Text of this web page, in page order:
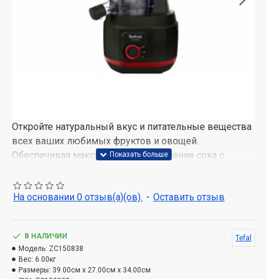
Откройте натуральный вкус и питательные вещества
всех ваших любимых фруктов и овощей.
Обеспечивая максимальное извлечение сока с
одну скорость с функцией обратного хода для
легкого использования. В завершение - удобные
На основании 0 отзыв(а)(ов). - Оставить отзыв
В НАЛИЧИИ
Модель: ZC150838
Вес: 6.00кг
Размеры: 39.00см x 27.00см x 34.00см
Tefal